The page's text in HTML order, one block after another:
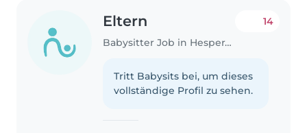
Eltern
Babysitter Job in Hesperange
14
Tritt Babysits bei, um dieses
vollständige Profil zu sehen.